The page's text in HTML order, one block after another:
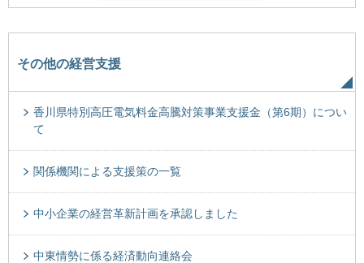
その他の経営支援
香川県特別高圧電気料金高騰対策事業支援金（第6期）につい
て
関係機関による支援策の一覧
中小企業の経営革新計画を承認しました
中東情勢に係る経済動向連絡会